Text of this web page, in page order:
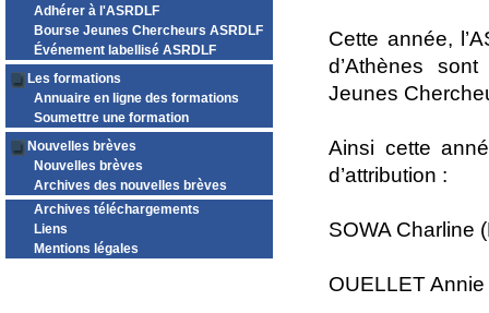
Adhérer à l'ASRDLF
Bourse Jeunes Chercheurs ASRDLF
Événement labellisé ASRDLF
Les formations
Annuaire en ligne des formations
Soumettre une formation
Nouvelles brèves
Nouvelles brèves
Archives des nouvelles brèves
Archives téléchargements
Liens
Mentions légales
Cette année,
d’Athènes
Jeunes
Ainsi cette
d’attribution :
SOWA Charline
OUELLET